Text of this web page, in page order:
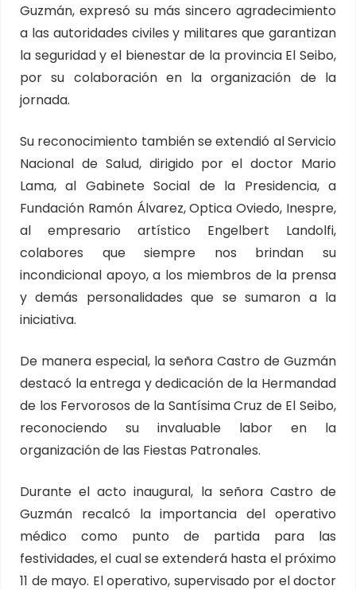
Guzmán, expresó su más sincero agradecimiento
a las autoridades civiles y militares que garantizan
la seguridad y el bienestar de la provincia El Seibo,
por su colaboración en la organización de la
jornada.
Su reconocimiento también se extendió al Servicio
Nacional de Salud, dirigido por el doctor Mario
Lama, al Gabinete Social de la Presidencia, a
Fundación Ramón Álvarez, Optica Oviedo, Inespre,
al empresario artístico Engelbert Landolfi,
colabores que siempre nos brindan su
incondicional apoyo, a los miembros de la prensa
y demás personalidades que se sumaron a la
iniciativa.
De manera especial, la señora Castro de Guzmán
destacó la entrega y dedicación de la Hermandad
de los Fervorosos de la Santísima Cruz de El Seibo,
reconociendo su invaluable labor en la
organización de las Fiestas Patronales.
Durante el acto inaugural, la señora Castro de
Guzmán recalcó la importancia del operativo
médico como punto de partida para las
festividades, el cual se extenderá hasta el próximo
11 de mayo. El operativo, supervisado por el doctor